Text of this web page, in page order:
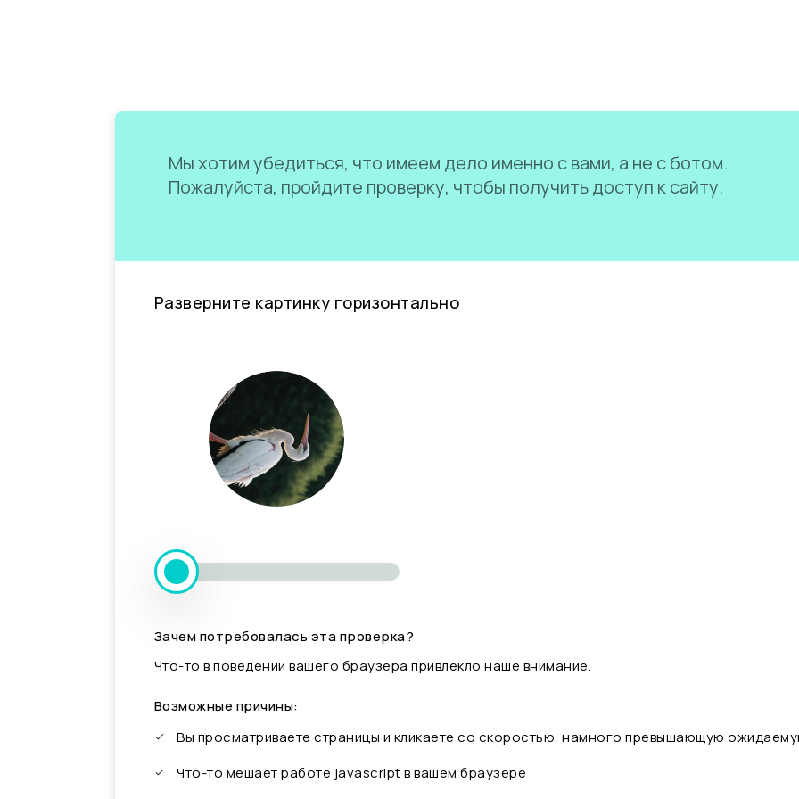
Мы хотим убедиться, что имеем дело именно с вами, а не с ботом.
Пожалуйста, пройдите проверку, чтобы получить доступ к сайту.
Разверните картинку горизонтально
Зачем потребовалась эта проверка?
Что-то в поведении вашего браузера привлекло наше внимание.
Возможные причины:
Вы просматриваете страницы и кликаете со скоростью, намного превышающую
Что-то мешает работе javascript в вашем браузере